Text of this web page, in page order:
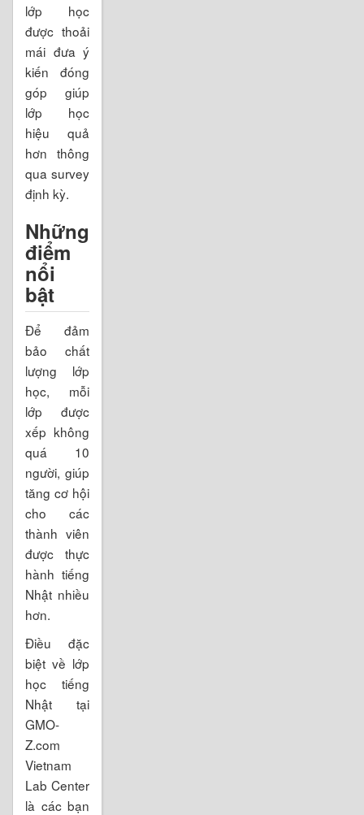
lớp học
được thoải
mái đưa ý
kiến đóng
góp giúp
lớp học
hiệu quả
hơn thông
qua survey
định kỳ.
Những
điểm
nổi
bật
Để đảm
bảo chất
lượng lớp
học, mỗi
lớp được
xếp không
quá 10
người, giúp
tăng cơ hội
cho các
thành viên
được thực
hành tiếng
Nhật nhiều
hơn.
Điều đặc
biệt về lớp
học tiếng
Nhật tại
GMO-
Z.com
Vietnam
Lab Center
là các bạn